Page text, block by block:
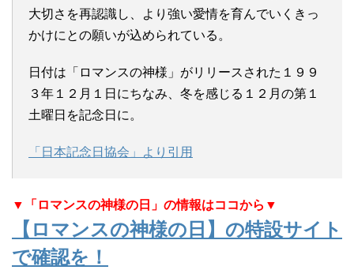
大切さを再認識し、より強い愛情を育んでいくきっ
かけにとの願いが込められている。
日付は「ロマンスの神様」がリリースされた１９９
３年１２月１日にちなみ、冬を感じる１２月の第１
土曜日を記念日に。
「日本記念日協会」より引用
▼「ロマンスの神様の日」の情報はココから▼
【ロマンスの神様の日】の特設サイト
で確認を！